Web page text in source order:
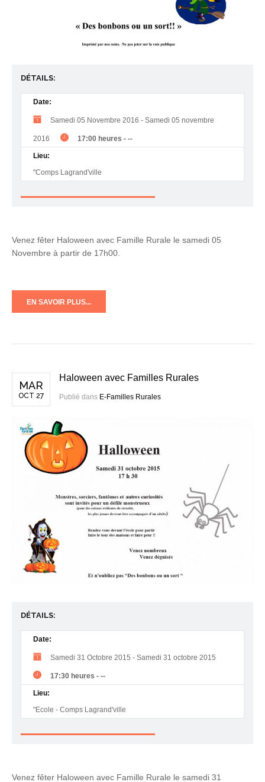
DÉTAILS:
Date:
Samedi 05 Novembre 2016 - Samedi 05 novembre
2016 17:00 heures - --
Lieu:
"Comps Lagrand'ville
Venez fêter Haloween avec Famille Rurale le samedi 05
Novembre à partir de 17h00.
EN SAVOIR PLUS...
MAR
OCT 27
Haloween avec Familles Rurales
Publié dans E-Familles Rurales
DÉTAILS:
Date:
Samedi 31 Octobre 2015 - Samedi 31 octobre 2015
17:30 heures - --
Lieu:
"Ecole - Comps Lagrand'ville
Venez fêter Haloween avec Famille Rurale le samedi 31